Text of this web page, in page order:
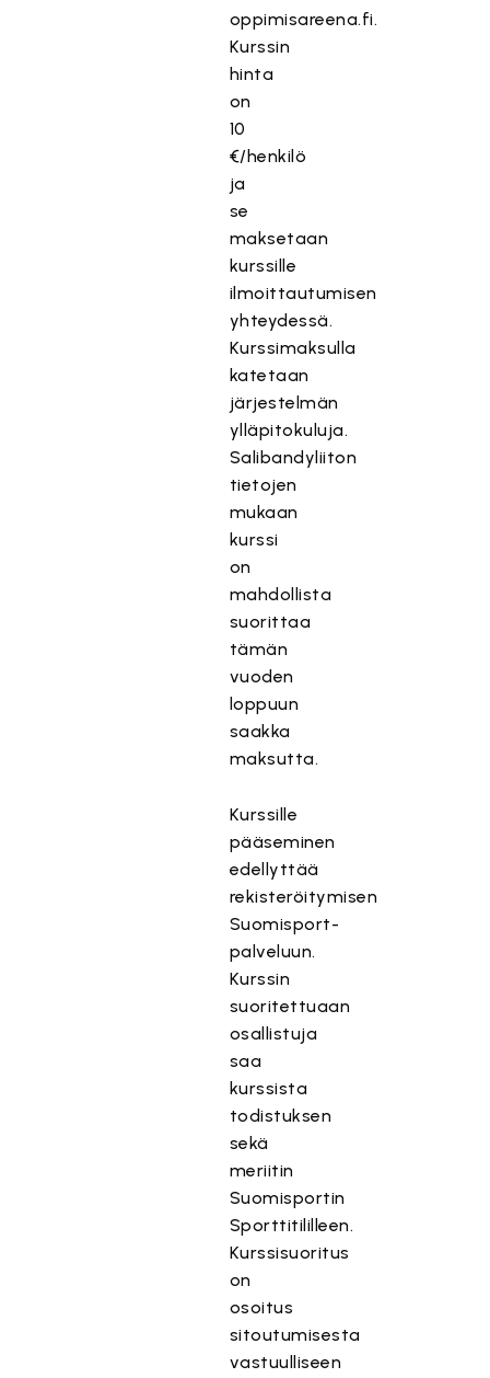
oppimisareena.fi.
Kurssin
hinta
on
10
€/henkilö
ja
se
maksetaan
kurssille
ilmoittautumisen
yhteydessä.
Kurssimaksulla
katetaan
järjestelmän
ylläpitokuluja.
Salibandyliiton
tietojen
mukaan
kurssi
on
mahdollista
suorittaa
tämän
vuoden
loppuun
saakka
maksutta.
Kurssille
pääseminen
edellyttää
rekisteröitymisen
Suomisport-
palveluun.
Kurssin
suoritettuaan
osallistuja
saa
kurssista
todistuksen
sekä
meriitin
Suomisportin
Sporttitililleen.
Kurssisuoritus
on
osoitus
sitoutumisesta
vastuulliseen